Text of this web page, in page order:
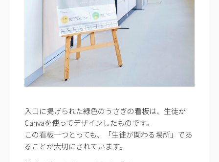
入口に掲げられた緑色のうさぎの看板は、生徒が
Canvaを使ってデザインしたものです。
この看板一つとっても、「生徒が関わる場所」であ
ることが大切にされています。